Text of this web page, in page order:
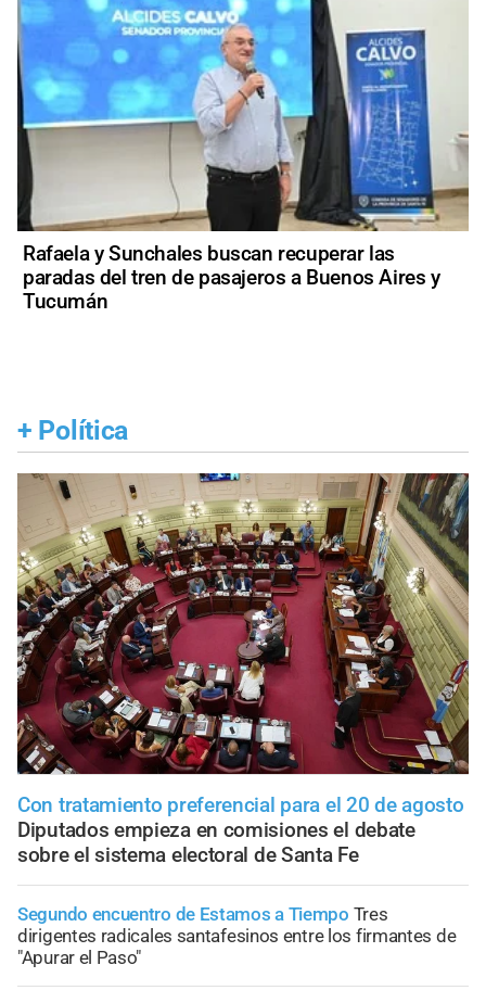
Rafaela y Sunchales buscan recuperar las
paradas del tren de pasajeros a Buenos Aires y
Tucumán
+ Política
Con tratamiento preferencial para el 20 de agosto
Diputados empieza en comisiones el debate
sobre el sistema electoral de Santa Fe
Segundo encuentro de Estamos a Tiempo Tres
dirigentes radicales santafesinos entre los firmantes de
"Apurar el Paso"